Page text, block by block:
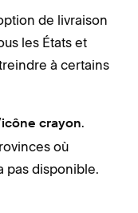
de livraison
les États et
à certains
icône crayon.
où
pas disponible.